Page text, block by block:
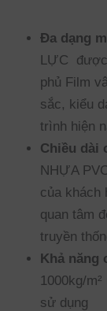
Đa dạng
LỰC được
phủ Film
sắc, kiểu
trình hiện
Chiều dài
NHỰA
của khách
quan tâm
truyền
Khả năng
1000kg/
sử dụng